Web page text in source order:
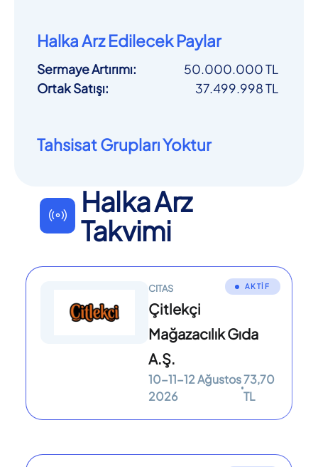
Halka Arz Edilecek Paylar
Sermaye Artırımı:
50.000.000 TL
Ortak Satışı: 37.499.998 TL
Tahsisat Grupları Yoktur
Halka Arz
Takvimi
CITAS
Çitlekçi
Mağazacılık Gıda
A.Ş.
AKTİF
10-11-12 Ağustos
2026
73,70
TL